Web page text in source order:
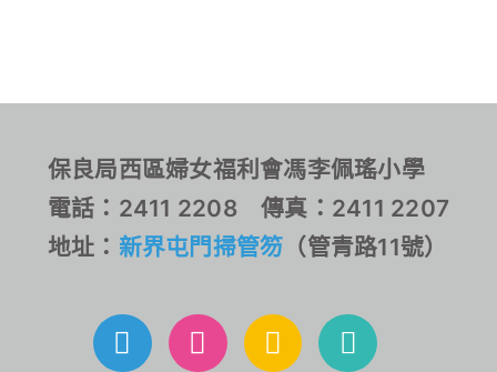
保良局西區婦女福利會馮李佩瑤小學
電話：2411 2208 傳真：2411 2207
地址： 新界屯門掃管笏 （管青路11號）